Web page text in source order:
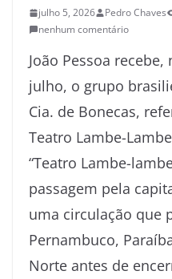
julho 5, 2026 Pedro Chaves
nenhum comentário
João Pessoa
julho, o grupo
Cia. de Bonecas,
Teatro Lambe-
“Teatro Lambe-
passagem pela
uma circulação que
Pernambuco,
Norte antes de